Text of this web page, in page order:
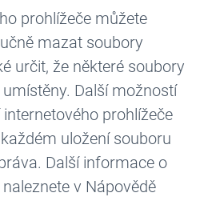
prohlížeče můžete
mazat soubory
určit, že některé soubory
Další možností
prohlížeče
uložení souboru
Další informace o
v Nápovědě